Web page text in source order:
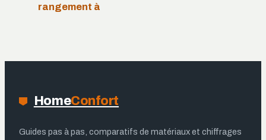
rangement à
dès 39€/h
HomeConfort
Guides pas à pas, comparatifs de matériaux et chiffrages